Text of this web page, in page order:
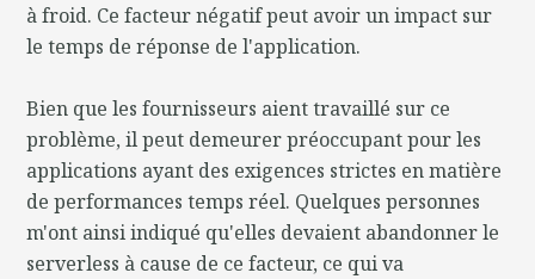
à froid. Ce facteur négatif peut avoir un impact sur
le temps de réponse de l'application.
Bien que les fournisseurs aient travaillé sur ce
problème, il peut demeurer préoccupant pour les
applications ayant des exigences strictes en matière
de performances temps réel. Quelques personnes
m'ont ainsi indiqué qu'elles devaient abandonner le
serverless à cause de ce facteur, ce qui va